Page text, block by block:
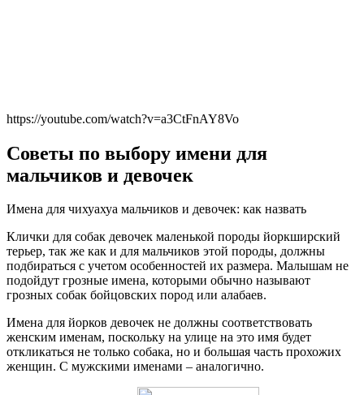
https://youtube.com/watch?v=a3CtFnAY8Vo
Советы по выбору имени для
мальчиков и девочек
Имена для чихуахуа мальчиков и девочек: как назвать
Клички для собак девочек маленькой породы йоркширский
терьер, так же как и для мальчиков этой породы, должны
подбираться с учетом особенностей их размера. Малышам не
подойдут грозные имена, которыми обычно называют
грозных собак бойцовских пород или алабаев.
Имена для йорков девочек не должны соответствовать
женским именам, поскольку на улице на это имя будет
откликаться не только собака, но и большая часть прохожих
женщин. С мужскими именами – аналогично.